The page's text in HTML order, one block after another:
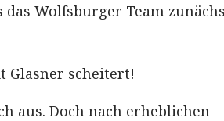
Wolfsburger Team
Glasner scheitert!
aus. Doch nach erheblichen